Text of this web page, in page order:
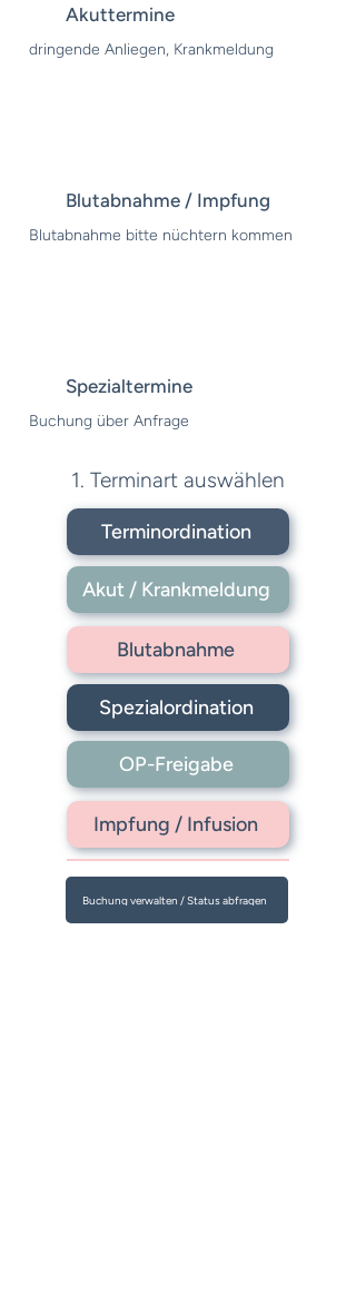
Akuttermine
dringende Anliegen, Krankmeldung
Blutabnahme / Impfung
Blutabnahme bitte nüchtern kommen
Spezialtermine
Buchung über Anfrage
1. Terminart auswählen
Terminordination
Akut / Krankmeldung
Blutabnahme
Spezialordination
OP-Freigabe
Impfung / Infusion
Buchung verwalten / Status abfragen